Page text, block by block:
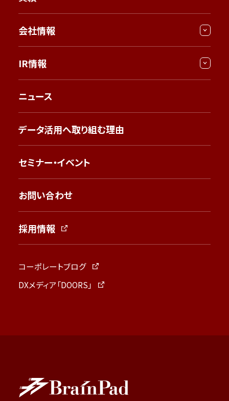
会社情報
IR情報
ニュース
データ活用へ取り組む理由
セミナー・イベント
お問い合わせ
採用情報
コーポレートブログ
DXメディア「DOORS」